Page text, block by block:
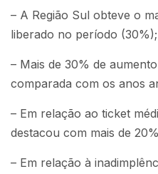
– A Região Sul obteve o
liberado no período (30%);
– Mais de 30% de
comparada com os anos
– Em relação ao ticket
destacou com mais de
– Em relação à